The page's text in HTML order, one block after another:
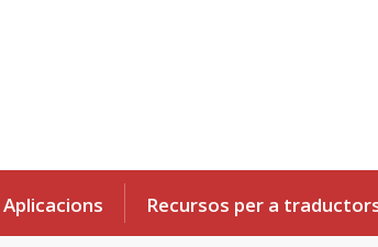
Aplicacions Recursos per a